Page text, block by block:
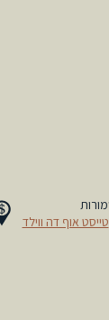
טייסט אוף דה ווילד